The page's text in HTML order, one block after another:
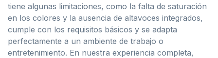
tiene algunas limitaciones, como la falta de saturación
en los colores y la ausencia de altavoces integrados,
cumple con los requisitos básicos y se adapta
perfectamente a un ambiente de trabajo o
entretenimiento. En nuestra experiencia completa,